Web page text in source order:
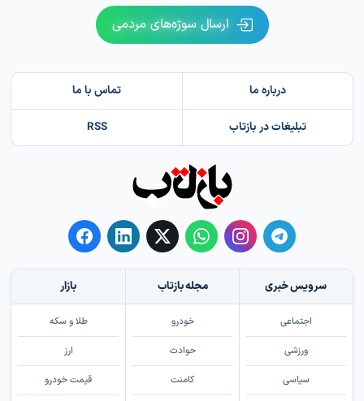
ارسال سوژه‌های مردمی
درباره ما تماس با ما
تبلیغات در بازتاب RSS
سرویس خبری
اجتماعی
ورزشی
سیاسی
مجله بازتاب
خودرو
حوادث
کامنت
بازار
طلا و سکه
ارز
قیمت خودرو